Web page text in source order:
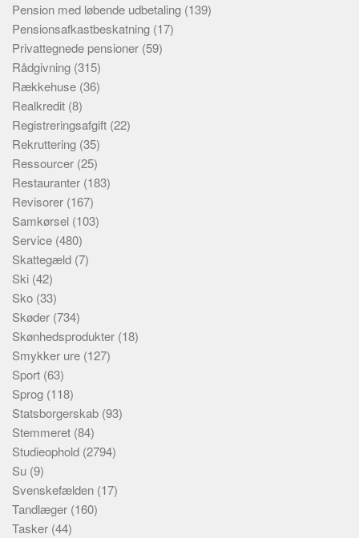
Pension med løbende udbetaling (139)
Pensionsafkastbeskatning (17)
Privattegnede pensioner (59)
Rådgivning (315)
Rækkehuse (36)
Realkredit (8)
Registreringsafgift (22)
Rekruttering (35)
Ressourcer (25)
Restauranter (183)
Revisorer (167)
Samkørsel (103)
Service (480)
Skattegæld (7)
Ski (42)
Sko (33)
Skøder (734)
Skønhedsprodukter (18)
Smykker ure (127)
Sport (63)
Sprog (118)
Statsborgerskab (93)
Stemmeret (84)
Studieophold (2794)
Su (9)
Svenskefælden (17)
Tandlæger (160)
Tasker (44)